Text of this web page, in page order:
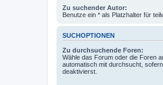
Zu suchender Autor:
Benutze ein * als Platzhalter für
SUCHOPTIONEN
Zu durchsuchende Foren:
Wähle das Forum oder die Foren
automatisch mit durchsucht,
deaktivierst.